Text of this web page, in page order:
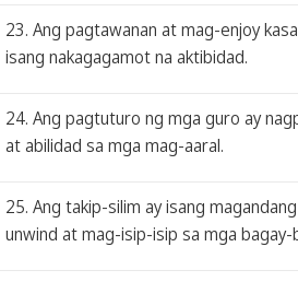
23. Ang pagtawanan at mag-enjoy
isang nakagagamot na aktibidad.
24. Ang pagtuturo ng mga guro ay
at abilidad sa mga mag-aaral.
25. Ang takip-silim ay isang
unwind at mag-isip-isip sa mga bagay-